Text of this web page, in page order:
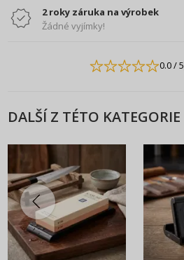
2 roky záruka na výrobek
Žádné vyjímky!
0.0/ 5
DALŠÍ Z TÉTO KATEGORIE